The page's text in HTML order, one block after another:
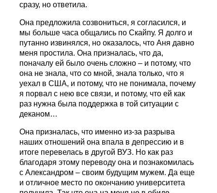
сразу, но ответила.
Она предложила созвониться, я согласился, и
мы больше часа общались по Скайпу. Я долго и
путанно извинялся, но оказалось, что Аня давно
меня простила. Она призналась, что да,
поначалу ей было очень сложно – и потому, что
она не знала, что со мной, знала только, что я
уехал в США, и потому, что не понимала, почему
я порвал с нею все связи, и потому, что ей как
раз нужна была поддержка в той ситуации с
деканом…
Она призналась, что именно из-за разрыва
наших отношений она впала в депрессию и в
итоге перевелась в другой ВУЗ. Но как раз
благодаря этому переводу она и познакомилась
с Александром – своим будущим мужем. Да еще
и отличное место по окончанию университета